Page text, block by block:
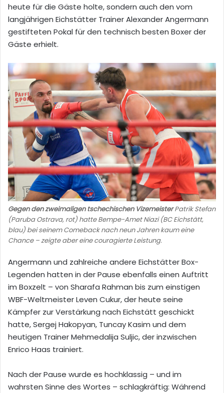
heute für die Gäste holte, sondern auch den vom
langjährigen Eichstätter Trainer Alexander Angermann
gestifteten Pokal für den technisch besten Boxer der
Gäste erhielt.
Gegen den zweimaligen tschechischen VizemeisterPatrik Stefan
(Paruba Ostrava, rot) hatte Bempe-Amet Niazi (BC Eichstätt,
blau) bei seinem Comeback nach neun Jahren kaum eine
Chance – zeigte aber eine couragierte Leistung.
Angermann und zahlreiche andere Eichstätter Box-
Legenden hatten in der Pause ebenfalls einen Auftritt
im Boxzelt – von Sharafa Rahman bis zum einstigen
WBF-Weltmeister Leven Cukur, der heute seine
Kämpfer zur Verstärkung nach Eichstätt geschickt
hatte, Sergej Hakopyan, Tuncay Kasim und dem
heutigen Trainer Mehmedalija Suljic, der inzwischen
Enrico Haas trainiert.
Nach der Pause wurde es hochklassig – und im
wahrsten Sinne des Wortes – schlagkräftig: Während